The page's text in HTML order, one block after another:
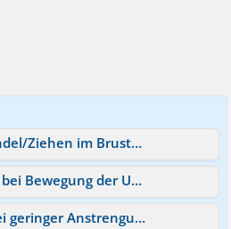
Bei Bewegung Schwindel/Ziehen im Brustkorb
Komischer Schwindel bei Bewegung der Umgebung
Leichter Schwindel bei geringer Anstrengung & Bewegung